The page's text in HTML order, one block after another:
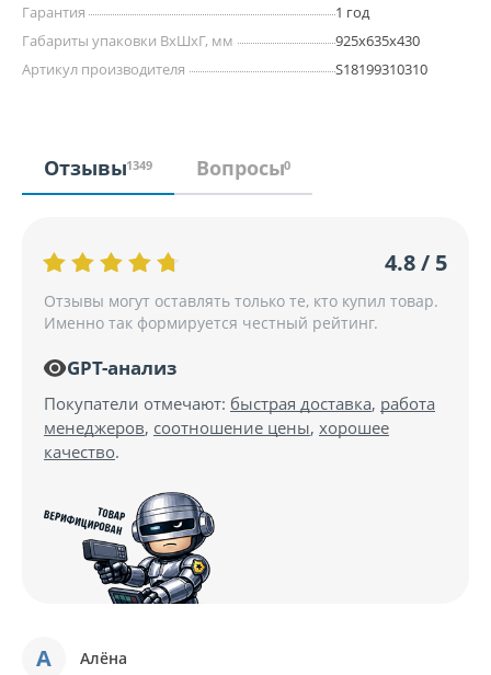
Гарантия
1 год
Габариты упаковки ВхШхГ, мм
925х635х430
Артикул производителя
S18199310310
Отзывы1349 Вопросы0
А Алёна
4.8 / 5
Отзывы могут оставлять только те, кто купил товар.
Именно так формируется честный рейтинг.
GPT-анализ
Покупатели отмечают: быстрая доставка, работа
менеджеров, соотношение цены, хорошее
качество.